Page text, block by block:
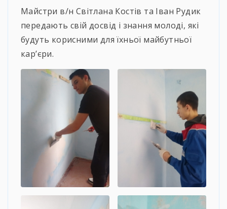
Майстри в/н Світлана Костів та Іван Рудик
передають свій досвід і знання молоді, які
будуть корисними для їхньої майбутньої
кар’єри.